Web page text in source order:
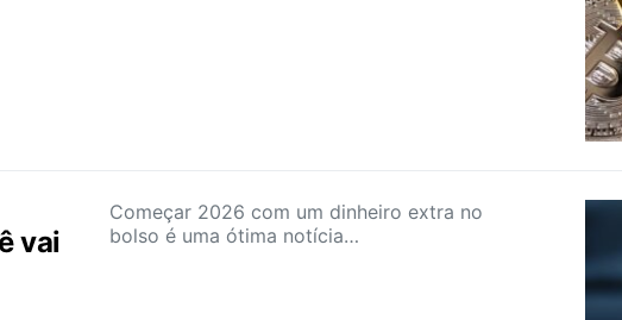
vai
Começar 2026 com um dinheiro extra no
bolso é uma ótima notícia…